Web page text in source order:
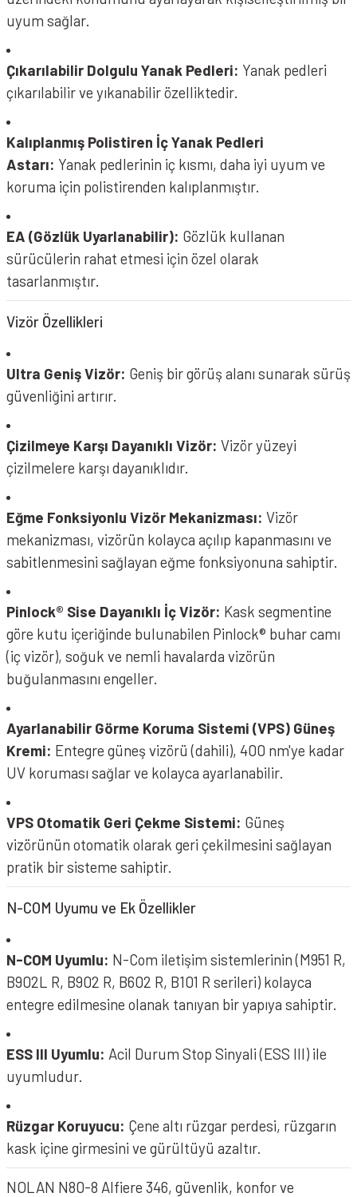
NOLAN N80-8 Kask Alfiere 345
uyum sağlar.
Çıkarılabilir Dolgulu Yanak Pedleri: Yanak pedleri
çıkarılabilir ve yıkanabilir özelliktedir.
Kalıplanmış Polistiren İç Yanak Pedleri
Astarı: Yanak pedlerinin iç kısmı, daha iyi uyum ve
koruma için polistirenden kalıplanmıştır.
EA (Gözlük Uyarlanabilir): Gözlük kullanan
sürücülerin rahat etmesi için özel olarak
tasarlanmıştır.
Vizör Özellikleri
Ultra Geniş Vizör: Geniş bir görüş alanı sunarak sürüş
güvenliğini artırır.
Çizilmeye Karşı Dayanıklı Vizör: Vizör yüzeyi
çizilmelere karşı dayanıklıdır.
Eğme Fonksiyonlu Vizör Mekanizması: Vizör
mekanizması, vizörün kolayca açılıp kapanmasını ve
sabitlenmesini sağlayan eğme fonksiyonuna sahiptir.
Pinlock® Sise Dayanıklı İç Vizör: Kask segmentine
göre kutu içeriğinde bulunabilen Pinlock® buhar camı
(iç vizör), soğuk ve nemli havalarda vizörün
buğulanmasını engeller.
Ayarlanabilir Görme Koruma Sistemi (VPS) Güneş
Kremi: Entegre güneş vizörü (dahili), 400 nm'ye kadar
UV koruması sağlar ve kolayca ayarlanabilir.
VPS Otomatik Geri Çekme Sistemi: Güneş
vizörünün otomatik olarak geri çekilmesini sağlayan
pratik bir sisteme sahiptir.
N-COM Uyumu ve Ek Özellikler
N-COM Uyumlu: N-Com iletişim sistemlerinin (M951 R,
B902L R, B902 R, B602 R, B101 R serileri) kolayca
entegre edilmesine olanak tanıyan bir yapıya sahiptir.
ESS III Uyumlu: Acil Durum Stop Sinyali (ESS III) ile
uyumludur.
Rüzgar Koruyucu: Çene altı rüzgar perdesi, rüzgarın
kask içine girmesini ve gürültüyü azaltır.
NOLAN N80-8 Alfiere 346, güvenlik, konfor ve